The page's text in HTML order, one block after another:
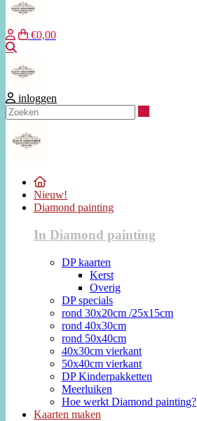
€0,00
inloggen
Nieuw!
Diamond painting
In Diamond painting
DP kaarten
Kerst
Overig
DP specials
rond 30x20cm /25x15cm
rond 40x30cm
rond 50x40cm
40x30cm vierkant
50x40cm vierkant
DP Kinderpakketten
Meerluiken
Hoe werkt Diamond painting?
Kaarten maken